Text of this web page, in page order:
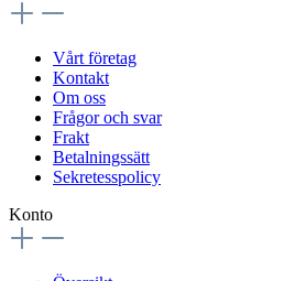
Vårt företag
Kontakt
Om oss
Frågor och svar
Frakt
Betalningssätt
Sekretesspolicy
Konto